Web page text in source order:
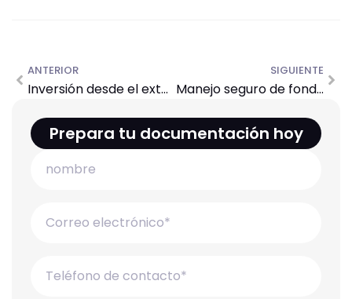
ANTERIOR
Inversión desde el exterior
SIGUIENTE
Manejo seguro de fondos (Escrow)
Prepara tu documentación hoy